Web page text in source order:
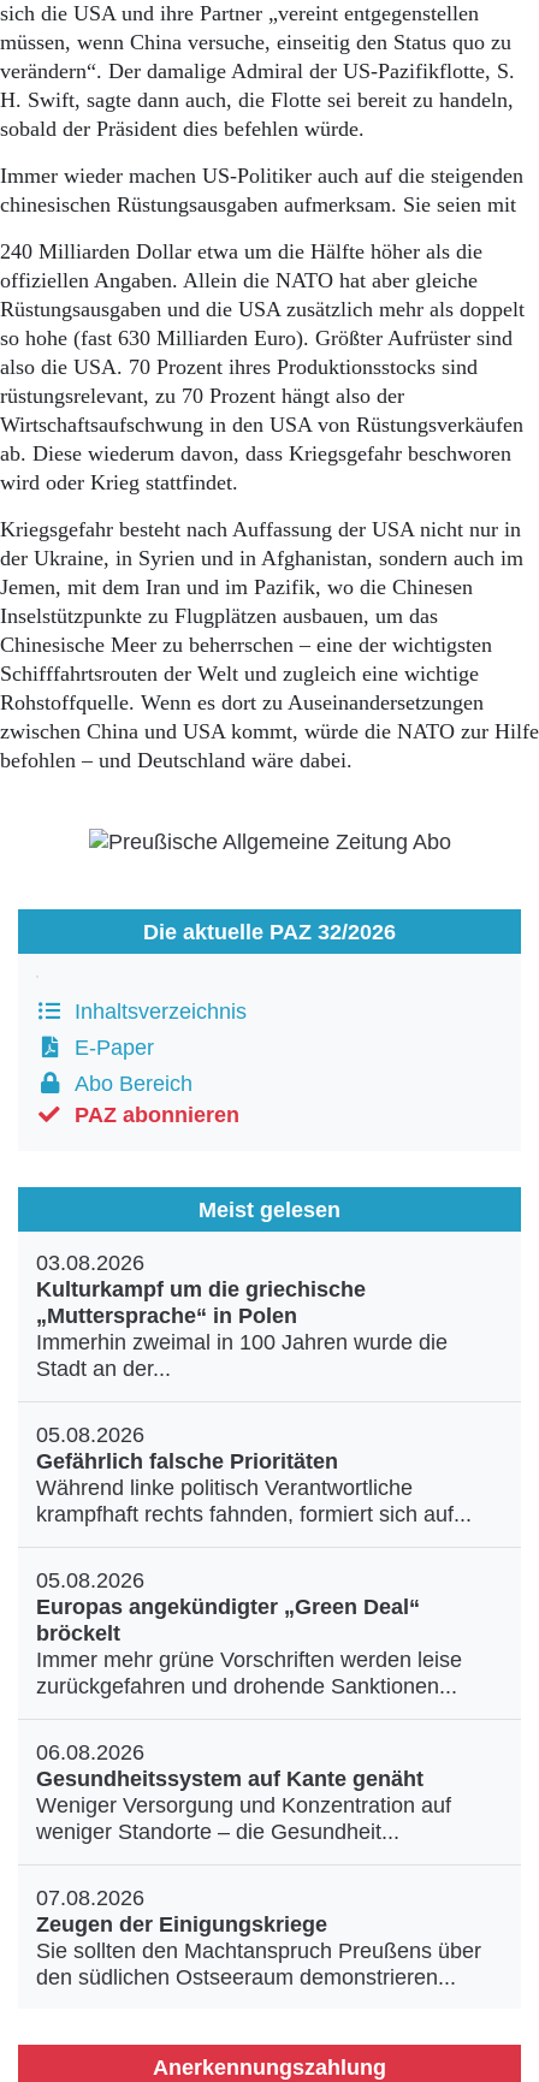
sich die USA und ihre Partner „vereint entgegenstellen
müssen, wenn China versuche, einseitig den Status quo zu
verändern“. Der damalige Admiral der US-Pazifikflotte, S.
H. Swift, sagte dann auch, die Flotte sei bereit zu handeln,
sobald der Präsident dies befehlen würde.
Immer wieder machen US-Politiker auch auf die steigenden
chinesischen Rüstungsausgaben aufmerksam. Sie seien mit
240 Milliarden Dollar etwa um die Hälfte höher als die
offiziellen Angaben. Allein die NATO hat aber gleiche
Rüstungsausgaben und die USA zusätzlich mehr als doppelt
so hohe (fast 630 Milliarden Euro). Größter Aufrüster sind
also die USA. 70 Prozent ihres Produktionsstocks sind
rüstungsrelevant, zu 70 Prozent hängt also der
Wirtschaftsaufschwung in den USA von Rüstungsverkäufen
ab. Diese wie­derum davon, dass Kriegsgefahr beschworen
wird oder Krieg stattfindet.
Kriegsgefahr besteht nach Auffassung der USA nicht nur in
der Ukraine, in Syrien und in Afghanistan, sondern auch im
Jemen, mit dem Iran und im Pazifik, wo die Chinesen
Inselstützpunkte zu Flugplätzen ausbauen, um das
Chinesische Meer zu beherrschen – eine der wichtigsten
Schifffahrtsrouten der Welt und zugleich eine wichtige
Rohstoffquelle. Wenn es dort zu Auseinandersetzungen
zwischen China und USA kommt, würde die NATO zur Hilfe
befohlen – und Deutschland wäre dabei.
Die aktuelle PAZ 32/2026
Inhaltsverzeichnis
E-Paper
Abo Bereich
PAZ abonnieren
Meist gelesen
03.08.2026
Kulturkampf um die griechische
„Muttersprache“ in Polen
Immerhin zweimal in 100 Jahren wurde die
Stadt an der...
05.08.2026
Gefährlich falsche Prioritäten
Während linke politisch Verantwortliche
krampfhaft rechts fahnden, formiert sich auf...
05.08.2026
Europas angekündigter „Green Deal“
bröckelt
Immer mehr grüne Vorschriften werden leise
zurückgefahren und drohende Sanktionen...
06.08.2026
Gesundheitssystem auf Kante genäht
Weniger Versorgung und Konzentration auf
weniger Standorte – die Gesundheit...
07.08.2026
Zeugen der Einigungskriege
Sie sollten den Machtanspruch Preußens über
den südlichen Ostseeraum demonstrieren...
Anerkennungszahlung